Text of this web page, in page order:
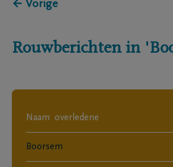
← Vorige
Rouwberichten in